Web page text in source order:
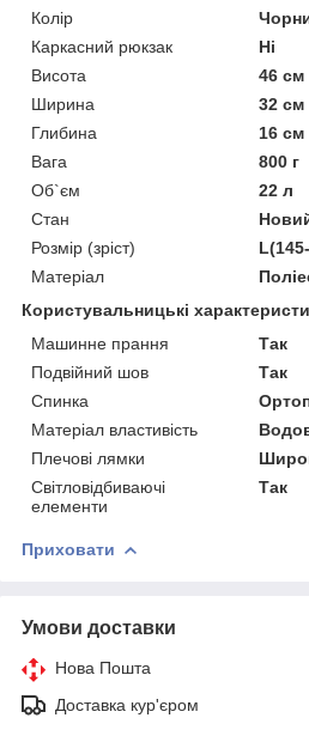
Колір
Каркасний рюкзак
Ні
Висота
46 см
Ширина
32 см
Глибина
16 см
Вага
800 г
Об`єм
22 л
Стан
Розмір (зріст)
Матеріал
Користувальницькі
Машинне прання
Так
Подвійний шов
Так
Спинка
Матеріал властивість
Плечові лямки
Світловідбиваючі
елементи
Так
Приховати
Умови доставки
Нова Пошта
Доставка кур'єром